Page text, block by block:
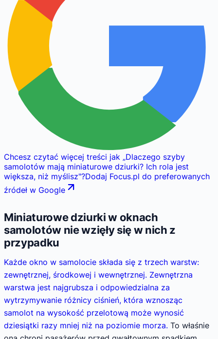
Chcesz czytać więcej treści jak „Dlaczego szyby
samolotów mają miniaturowe dziurki? Ich rola jest
większa, niż myślisz"?Dodaj Focus.pl do preferowanych
źródeł w Google
Miniaturowe dziurki w oknach
samolotów nie wzięły się w nich z
przypadku
Każde okno w samolocie składa się z trzech warstw:
zewnętrznej, środkowej i wewnętrznej. Zewnętrzna
warstwa jest najgrubsza i odpowiedzialna za
wytrzymywanie różnicy ciśnień, która wznosząc
samolot na wysokość przelotową może wynosić
dziesiątki razy mniej niż na poziomie morza. To właśnie